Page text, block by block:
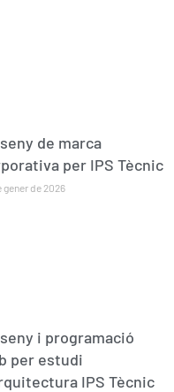
de marca
per IPS Tècnic
gener de 2026
i programació
per estudi
IPS Tècnic